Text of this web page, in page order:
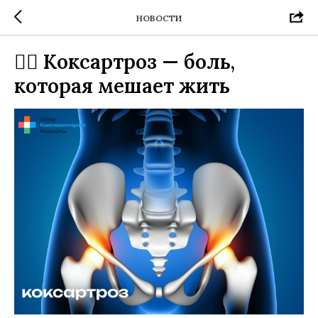
НОВОСТИ
🚶‍♂️ Коксартроз — боль,
которая мешает жить